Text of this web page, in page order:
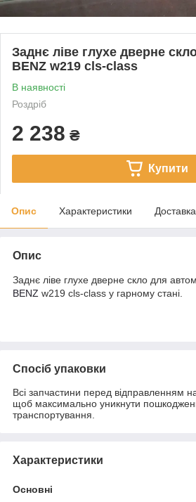
Заднє ліве глухе дверне
BENZ w219 cls-class
В наявності
Роздріб
2 238 ₴
Купити
Опис Характеристики Доставка
Опис
Заднє ліве глухе дверне скло для
BENZ w219 cls-class у гарному стані.
Спосіб упаковки
Всі запчастини перед відправленням
щоб максимально уникнути
транспортування.
Характеристики
Основні